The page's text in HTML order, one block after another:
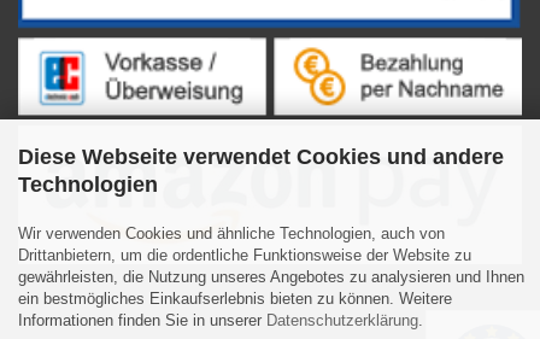
Diese Webseite verwendet Cookies und andere
Technologien
Wir verwenden Cookies und ähnliche Technologien, auch von
Drittanbietern, um die ordentliche Funktionsweise der Website zu
gewährleisten, die Nutzung unseres Angebotes zu analysieren und Ihnen
ein bestmögliches Einkaufserlebnis bieten zu können. Weitere
Informationen finden Sie in unserer Datenschutzerklärung